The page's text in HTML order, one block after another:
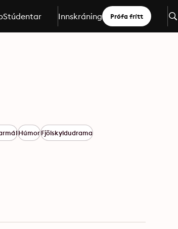
Stúdentar Innskráning Prófa frítt
HúmorFjölskyldudrama